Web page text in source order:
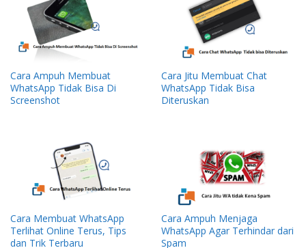
Cara Ampuh Membuat
WhatsApp Tidak Bisa Di
Screenshot
Cara Jitu Membuat Chat
WhatsApp Tidak Bisa
Diteruskan
Cara Membuat WhatsApp
Terlihat Online Terus, Tips
dan Trik Terbaru
Cara Ampuh Menjaga
WhatsApp Agar Terhindar dari
Spam